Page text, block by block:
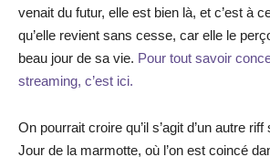
venait du futur, elle est bien là, et c’est à
qu’elle revient sans cesse, car elle le
beau jour de sa vie. Pour tout savoir
streaming, c’est ici.
On pourrait croire qu’il s’agit d’un autre
Jour de la marmotte, où l’on est coincé